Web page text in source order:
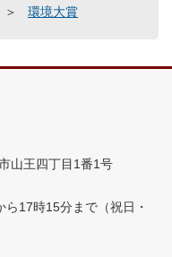
環境大賞
山王四丁目1番1号
ら17時15分まで （祝日・